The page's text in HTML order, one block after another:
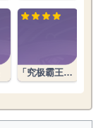
「究极霸王超级魔剑」